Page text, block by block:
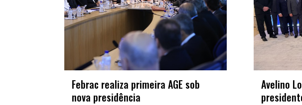
Febrac realiza primeira AGE sob
nova presidência
Avelino